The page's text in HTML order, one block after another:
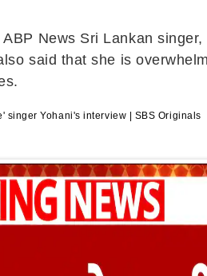
News Sri Lankan
said that she is
singer Yohani's interview | SBS Originals